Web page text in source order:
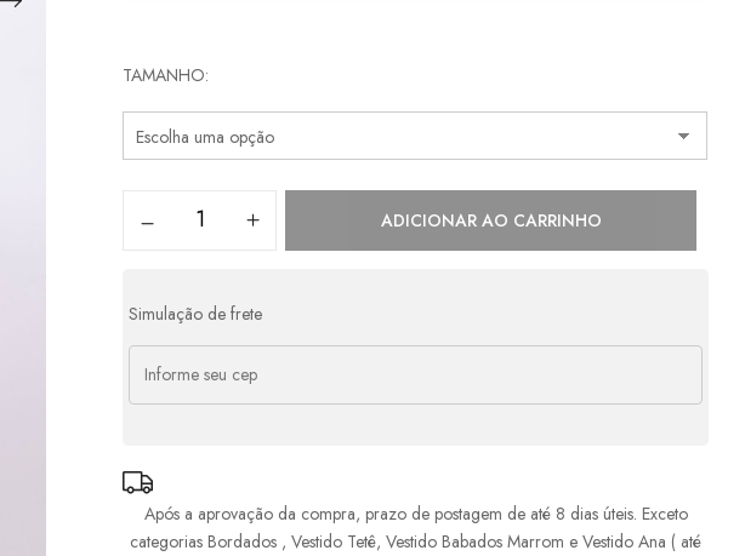
2x deR$399,00s/ juros R$798,00
3x deR$
5x de R$177,24
6x de
TAMANHO
ADICIONAR AO CARRINHO
Simulação de frete
Após a aprovação da compra, prazo de postagem de até 8 dias úteis. Exceto
categorias Bordados , Vestido Tetê, Vestido Babados Marrom e Vestido Ana ( até